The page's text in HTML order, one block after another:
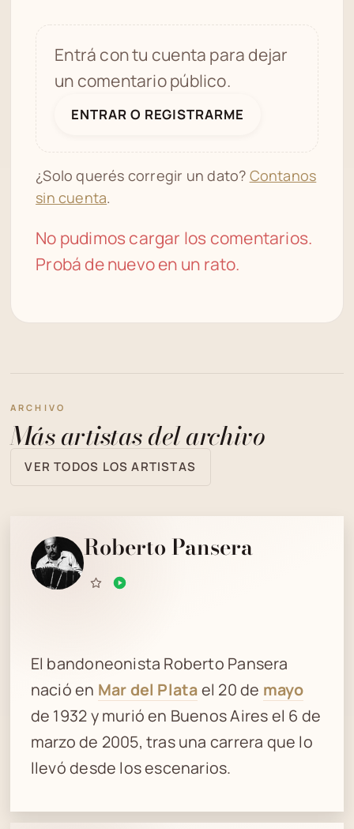
Entrá con tu cuenta para dejar
un comentario público.
ENTRAR O REGISTRARME
¿Solo querés corregir un dato? Contanos
sin cuenta.
No pudimos cargar los comentarios.
Probá de nuevo en un rato.
ARCHIVO
Más artistas del archivo
VER TODOS LOS ARTISTAS
Roberto Pansera
El bandoneonista Roberto Pansera
nació en Mar del Platael 20 de mayo
de 1932 y murió en Buenos Aires el 6 de
marzo de 2005, tras una carrera que lo
llevó desde los escenarios.